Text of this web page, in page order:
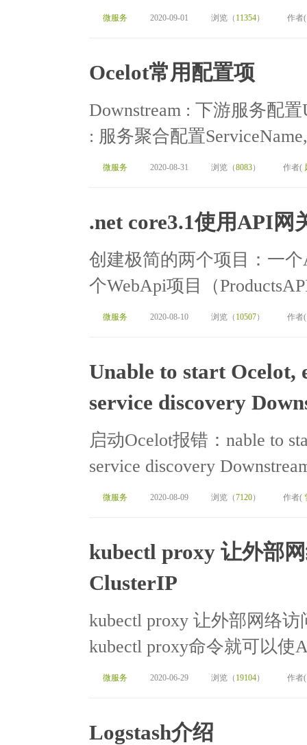
微服务 2020-09-01 浏览（ 11354） 作者
Ocelot常用配置项
Downstream : 下游服务配
: 服务聚合配置
微服务 2020-08-31 浏览（8083） 作者(
.net core3.1使用API网
创建极简的两个项目：一
个WebApi项目（
微服务 2020-08-10 浏览（ 10507） 作者
Unable to start Ocelot,
service discovery
启动Ocelot报错：nable to
service discovery
微服务 2020-08-09 浏览（7120） 作者(
kubectl proxy 让外部
ClusterIP
kubectl proxy 让外部网络访
kubectl proxy命令就可以使
微服务 2020-06-29 浏览（ 19104） 作者
Logstash介绍